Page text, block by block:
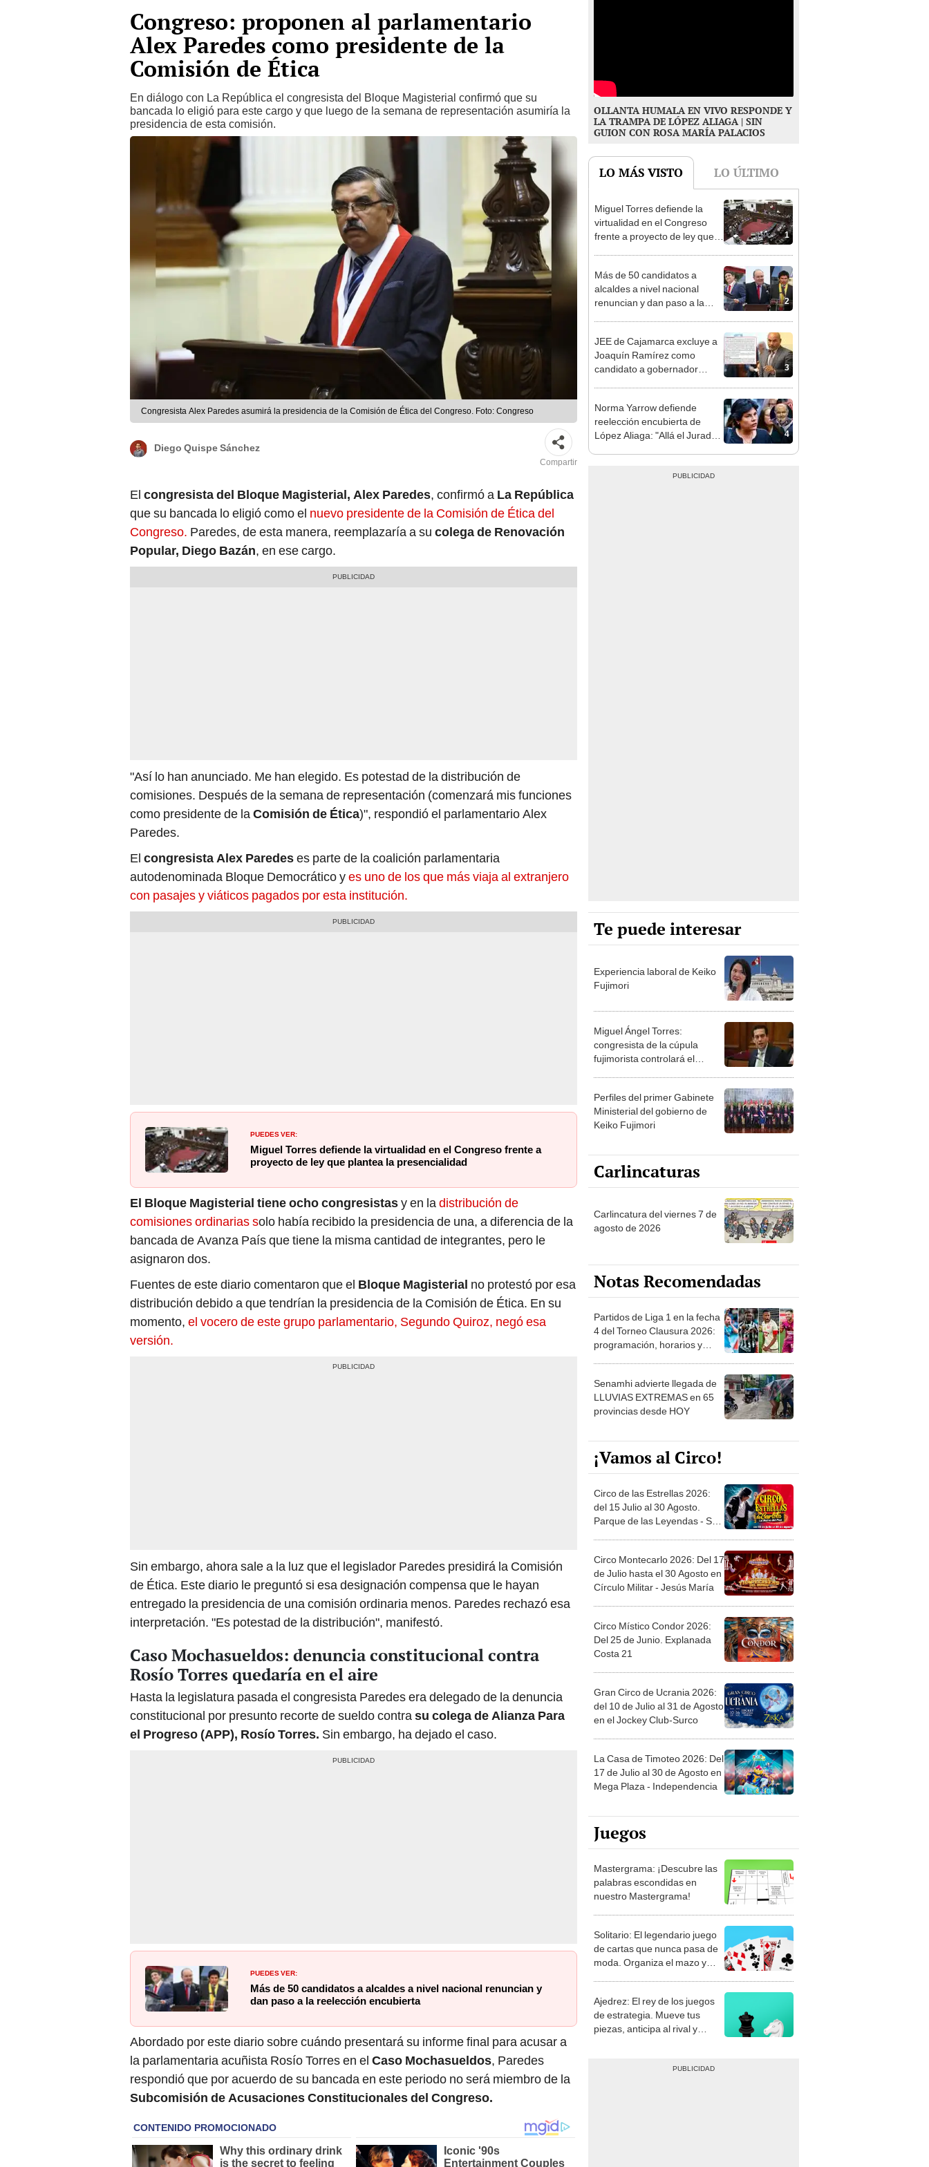
Congreso: proponen al parlamentario
Alex Paredes como presidente de la
Comisión de Ética
En diálogo con La República el congresista del Bloque Magisterial confirmó que su
bancada lo eligió para este cargo y que luego de la semana de representación asumiría la
presidencia de esta comisión.
Congresista Alex Paredes asumirá la presidencia de la Comisión de Ética del Congreso. Foto: Congreso
Diego Quispe Sánchez
Compartir
El congresista del Bloque Magisterial, Alex Paredes, confirmó a La República
que su bancada lo eligió como el nuevo presidente de la Comisión de Ética del
Congreso. Paredes, de esta manera, reemplazaría a su colega de Renovación
Popular, Diego Bazán, en ese cargo.
"Así lo han anunciado. Me han elegido. Es potestad de la distribución de
comisiones. Después de la semana de representación (comenzará mis funciones
como presidente de laComisión de Ética)", respondió el parlamentario Alex
Paredes.
El congresista Alex Paredeses parte de la coalición parlamentaria
autodenominada Bloque Democrático yes uno de los que más viaja al extranjero
con pasajes y viáticos pagados por esta institución.
PUEDES VER:
Miguel Torres defiende la virtualidad en el Congreso frente a
proyecto de ley que plantea la presencialidad
El Bloque Magisterial tiene ocho congresistasy en ladistribución de
comisiones ordinarias solo había recibido la presidencia de una, a diferencia de la
bancada de Avanza País que tiene la misma cantidad de integrantes, pero le
asignaron dos.
Fuentes de este diario comentaron que el Bloque Magisterial no protestó por esa
distribución debido a que tendrían la presidencia de la Comisión de Ética. En su
momento, el vocero de este grupo parlamentario, Segundo Quiroz, negó esa
versión.
Sin embargo, ahora sale a la luz que el legislador Paredes presidirá la Comisión
de Ética. Este diario le preguntó si esa designación compensa que le hayan
entregado la presidencia de una comisión ordinaria menos. Paredes rechazó esa
interpretación. "Es potestad de la distribución", manifestó.
Caso Mochasueldos: denuncia constitucional contra
Rosío Torres quedaría en el aire
Hasta la legislatura pasada el congresista Paredes era delegado de la denuncia
constitucional por presunto recorte de sueldo contrasu colega de Alianza Para
el Progreso (APP), Rosío Torres. Sin embargo, ha dejado el caso.
PUEDES VER:
Más de 50 candidatos a alcaldes a nivel nacional renuncian y
dan paso a la reelección encubierta
Abordado por este diario sobre cuándo presentará su informe final para acusar a
la parlamentaria acuñista Rosío Torres en el Caso Mochasueldos, Paredes
respondió que por acuerdo de su bancada en este periodo no será miembro de la
Subcomisión de Acusaciones Constitucionales del Congreso.
OLLANTA HUMALA EN VIVO RESPONDE Y
LA TRAMPA DE LÓPEZ ALIAGA | SIN
GUION CON ROSA MARÍA PALACIOS
LO MÁS VISTO LO ÚLTIMO
1
Miguel Torres defiende la
virtualidad en el Congreso
frente a proyecto de ley que
2
Más de 50 candidatos a
alcaldes a nivel nacional
renuncian y dan paso a la
3
JEE de Cajamarca excluye a
Joaquín Ramírez como
candidato a gobernador
4
Norma Yarrow defiende
reelección encubierta de
López Aliaga: "Allá el Jurado
Te puede interesar
Experiencia laboral de Keiko
Fujimori
Miguel Ángel Torres:
congresista de la cúpula
fujimorista controlará el
Perfiles del primer Gabinete
Ministerial del gobierno de
Keiko Fujimori
Carlincaturas
Carlincatura del viernes 7 de
agosto de 2026
Notas Recomendadas
Partidos de Liga 1 en la fecha
4 del Torneo Clausura 2026:
programación, horarios y
Senamhi advierte llegada de
LLUVIAS EXTREMAS en 65
provincias desde HOY
¡Vamos al Circo!
Circo de las Estrellas 2026:
del 15 Julio al 30 Agosto.
Parque de las Leyendas - San
Circo Montecarlo 2026: Del 17
de Julio hasta el 30 Agosto en
Círculo Militar - Jesús María
Circo Místico Condor 2026:
Del 25 de Junio. Explanada
Costa 21
Gran Circo de Ucrania 2026:
del 10 de Julio al 31 de Agosto
en el Jockey Club-Surco
La Casa de Timoteo 2026: Del
17 de Julio al 30 de Agosto en
Mega Plaza - Independencia
Juegos
Mastergrama: ¡Descubre las
palabras escondidas en
nuestro Mastergrama!
Solitario: El legendario juego
de cartas que nunca pasa de
moda. Organiza el mazo y
Ajedrez: El rey de los juegos
de estrategia. Mueve tus
piezas, anticipa al rival y